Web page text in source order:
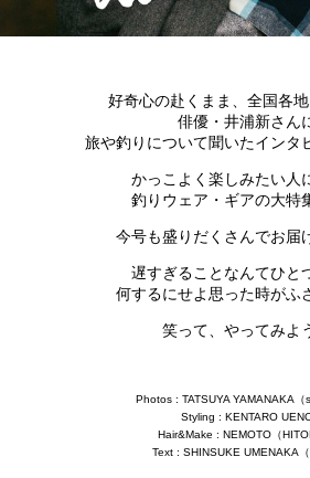
好奇心の赴くまま、全国各地
俳優・井浦新さん
旅や釣りについて聞いたインタ
かっこよく楽しみたい人
釣りウェア・ギアの大特
今号も盛りだくさんでお届
遅すぎることなんてひと
何するにせよ思った時がふ
笑って、やってみよ
Photos : TATSUYA YAMANAKA（
Styling : KENTARO
Hair&Make : NEMOTO（
Text : SHINSUKE UMENAKA（